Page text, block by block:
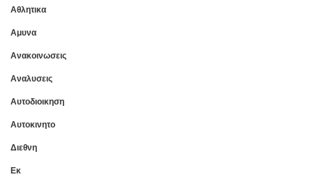
Αθλητικα
Αμυνα
Ανακοινωσεις
Αναλυσεις
Αυτοδιοικηση
Αυτοκινητο
Διεθνη
Εκ